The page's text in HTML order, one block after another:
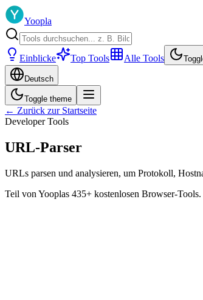
Yoopla
Einblicke Top Tools Alle Tools
Deutsch
Toggle theme
← Zurück zur Startseite
Developer Tools
URL-Parser
URLs parsen und analysieren, um Protokoll,
Teil von Yooplas 435+ kostenlosen Browser-Tools.